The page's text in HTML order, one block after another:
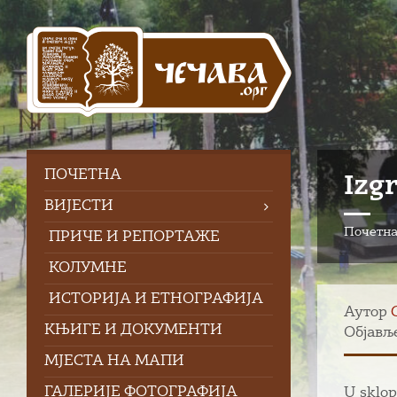
Skip
content
Skip
left
sidebar
Skip
footer
Почетна
Аутор
U
ПOЧЕТНА
ВИЈЕСТИ
ПРИЧЕ И РЕПОРТАЖЕ
КОЛУМНЕ
ИСТОРИЈА И ЕТНОГРАФИЈА
КЊИГЕ И ДОКУМЕНТИ
МЈЕСТА НА МАПИ
ГАЛЕРИЈЕ ФОТОГРАФИЈА